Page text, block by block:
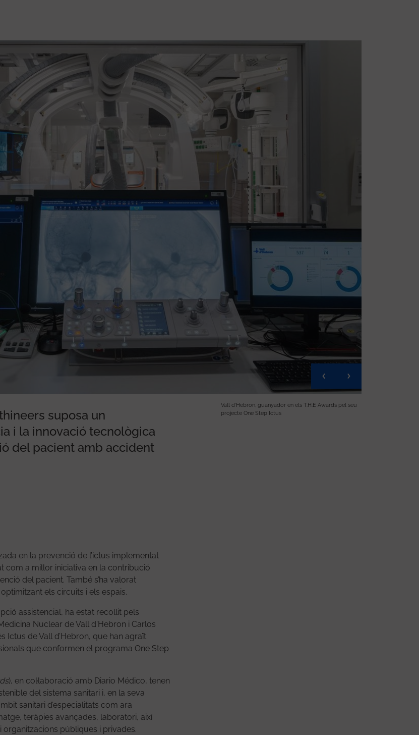
Treball social sanitari
Com arribar
El Meu Vall d'Hebron
Vall d’Hebron, guanyador en els T.H.E Awards pel seu
projecte One Step Ictus
suposa un
i la innovació tecnològica
del pacient amb accident
en la prevenció de l’ictus implementat
com a millor iniciativa en la contribució
del pacient. També s’ha valorat
els circuits i els espais.
assistencial, ha estat recollit pels
Nuclear de Vall d'Hebron i Carlos
Ictus de Vall d’Hebron, que han agraït
que conformen el programa One Step
), en col·laboració amb Diario Médico, tenen
del sistema sanitari i, en la seva
sanitari d’especialitats com ara
teràpies avançades, laboratori, així
públiques i privades.